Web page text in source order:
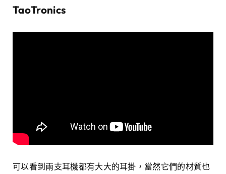
TaoTronics
可以看到兩支耳機都有大大的耳掛，當然它們的材質也